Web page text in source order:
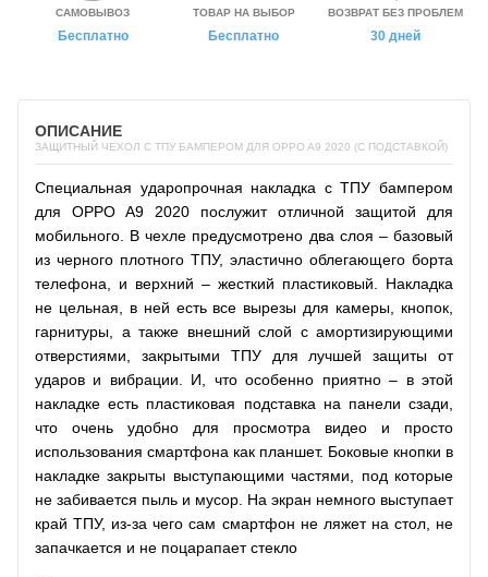
САМОВЫВОЗ
Бесплатно
ТОВАР НА ВЫБОР
Бесплатно
ВОЗВРАТ БЕЗ ПРОБЛЕМ
30 дней
ОПИСАНИЕ
ЗАЩИТНЫЙ ЧЕХОЛ С ТПУ БАМПЕРОМ ДЛЯ OPPO A9 2020 (C ПОДСТАВКОЙ)
Специальная ударопрочная накладка с ТПУ бампером
для OPPO A9 2020 послужит отличной защитой для
мобильного. В чехле предусмотрено два слоя – базовый
из черного плотного ТПУ, эластично облегающего борта
телефона, и верхний – жесткий пластиковый. Накладка
не цельная, в ней есть все вырезы для камеры, кнопок,
гарнитуры, а также внешний слой с амортизирующими
отверстиями, закрытыми ТПУ для лучшей защиты от
ударов и вибрации. И, что особенно приятно – в этой
накладке есть пластиковая подставка на панели сзади,
что очень удобно для просмотра видео и просто
использования смартфона как планшет. Боковые кнопки в
накладке закрыты выступающими частями, под которые
не забивается пыль и мусор. На экран немного выступает
край ТПУ, из-за чего сам смартфон не ляжет на стол, не
запачкается и не поцарапает стекло